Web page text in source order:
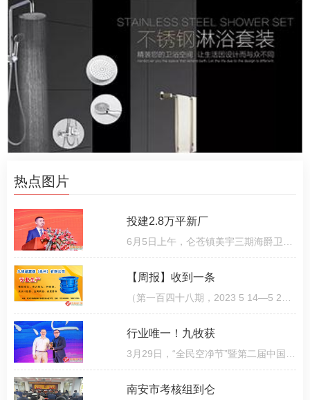
热点图片
投建2.8万平新厂
【周报】收到一条
行业唯一！九牧获
南安市考核组到仑